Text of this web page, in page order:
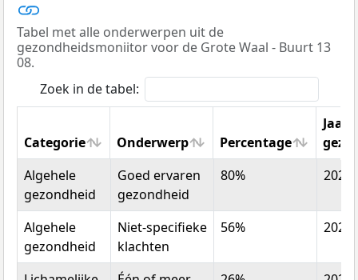
Tabel met alle onderwerpen uit de
gezondheidsmoniitor voor de Grote Waal - Buurt 13
08.
Zoek in de tabel:
Categorie Onderwerp Percentage
Jaar
Categorie
Onderwerp Percentage
Jaar
Algehele
gezondheid
Goed ervaren
gezondheid
80% 2022
Algehele
gezondheid
Niet-specifieke
klachten
56% 2022